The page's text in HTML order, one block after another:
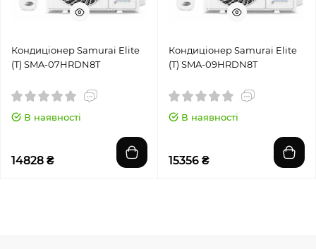
Кондиціонер Samurai Elite
(T) SMA-07HRDN8T
В наявності
14828 ₴
Кондиціонер Samurai Elite
(T) SMA-09HRDN8T
В наявності
15356 ₴